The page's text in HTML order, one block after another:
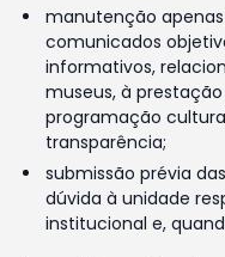
manutenção
comunicados
informativos,
museus, à
programação
transparência;
submissão prévia
dúvida à unidade
institucional e,